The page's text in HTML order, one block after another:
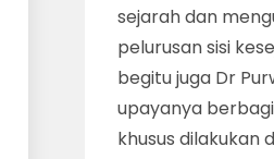
sejarah dan
pelurusan sisi
begitu juga Dr
upayanya
khusus dilakukan